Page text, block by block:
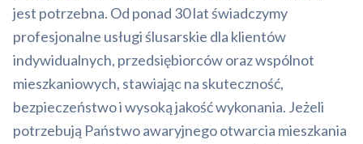
jest potrzebna. Od ponad 30 lat świadczymy
profesjonalne usługi ślusarskie dla klientów
indywidualnych, przedsiębiorców oraz wspólnot
mieszkaniowych, stawiając na skuteczność,
bezpieczeństwo i wysoką jakość wykonania. Jeżeli
potrzebują Państwo awaryjnego otwarcia mieszkania